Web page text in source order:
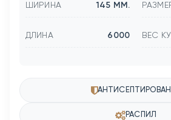
ШИРИНА 145 ММ.
ДЛИНА 6000 ВЕС
РАСПИЛ